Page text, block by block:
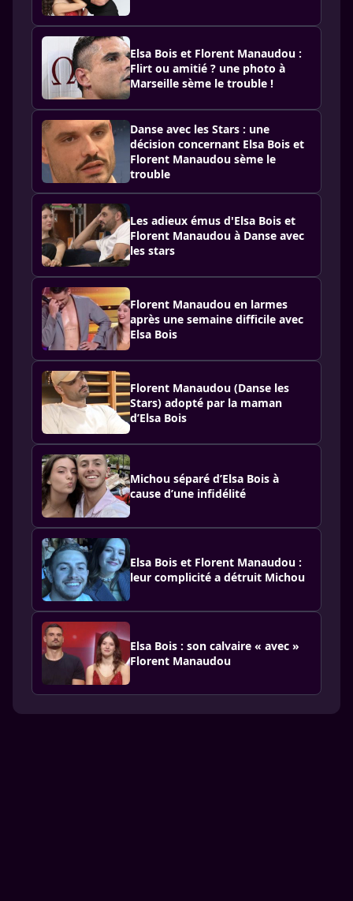
Elsa Bois et Florent Manaudou :
Flirt ou amitié ? une photo à
Marseille sème le trouble !
Danse avec les Stars : une
décision concernant Elsa Bois et
Florent Manaudou sème le
trouble
Les adieux émus d'Elsa Bois et
Florent Manaudou à Danse avec
les stars
Florent Manaudou en larmes
après une semaine difficile avec
Elsa Bois
Florent Manaudou (Danse les
Stars) adopté par la maman
d’Elsa Bois
Michou séparé d’Elsa Bois à
cause d’une infidélité
Elsa Bois et Florent Manaudou :
leur complicité a détruit Michou
Elsa Bois : son calvaire « avec »
Florent Manaudou